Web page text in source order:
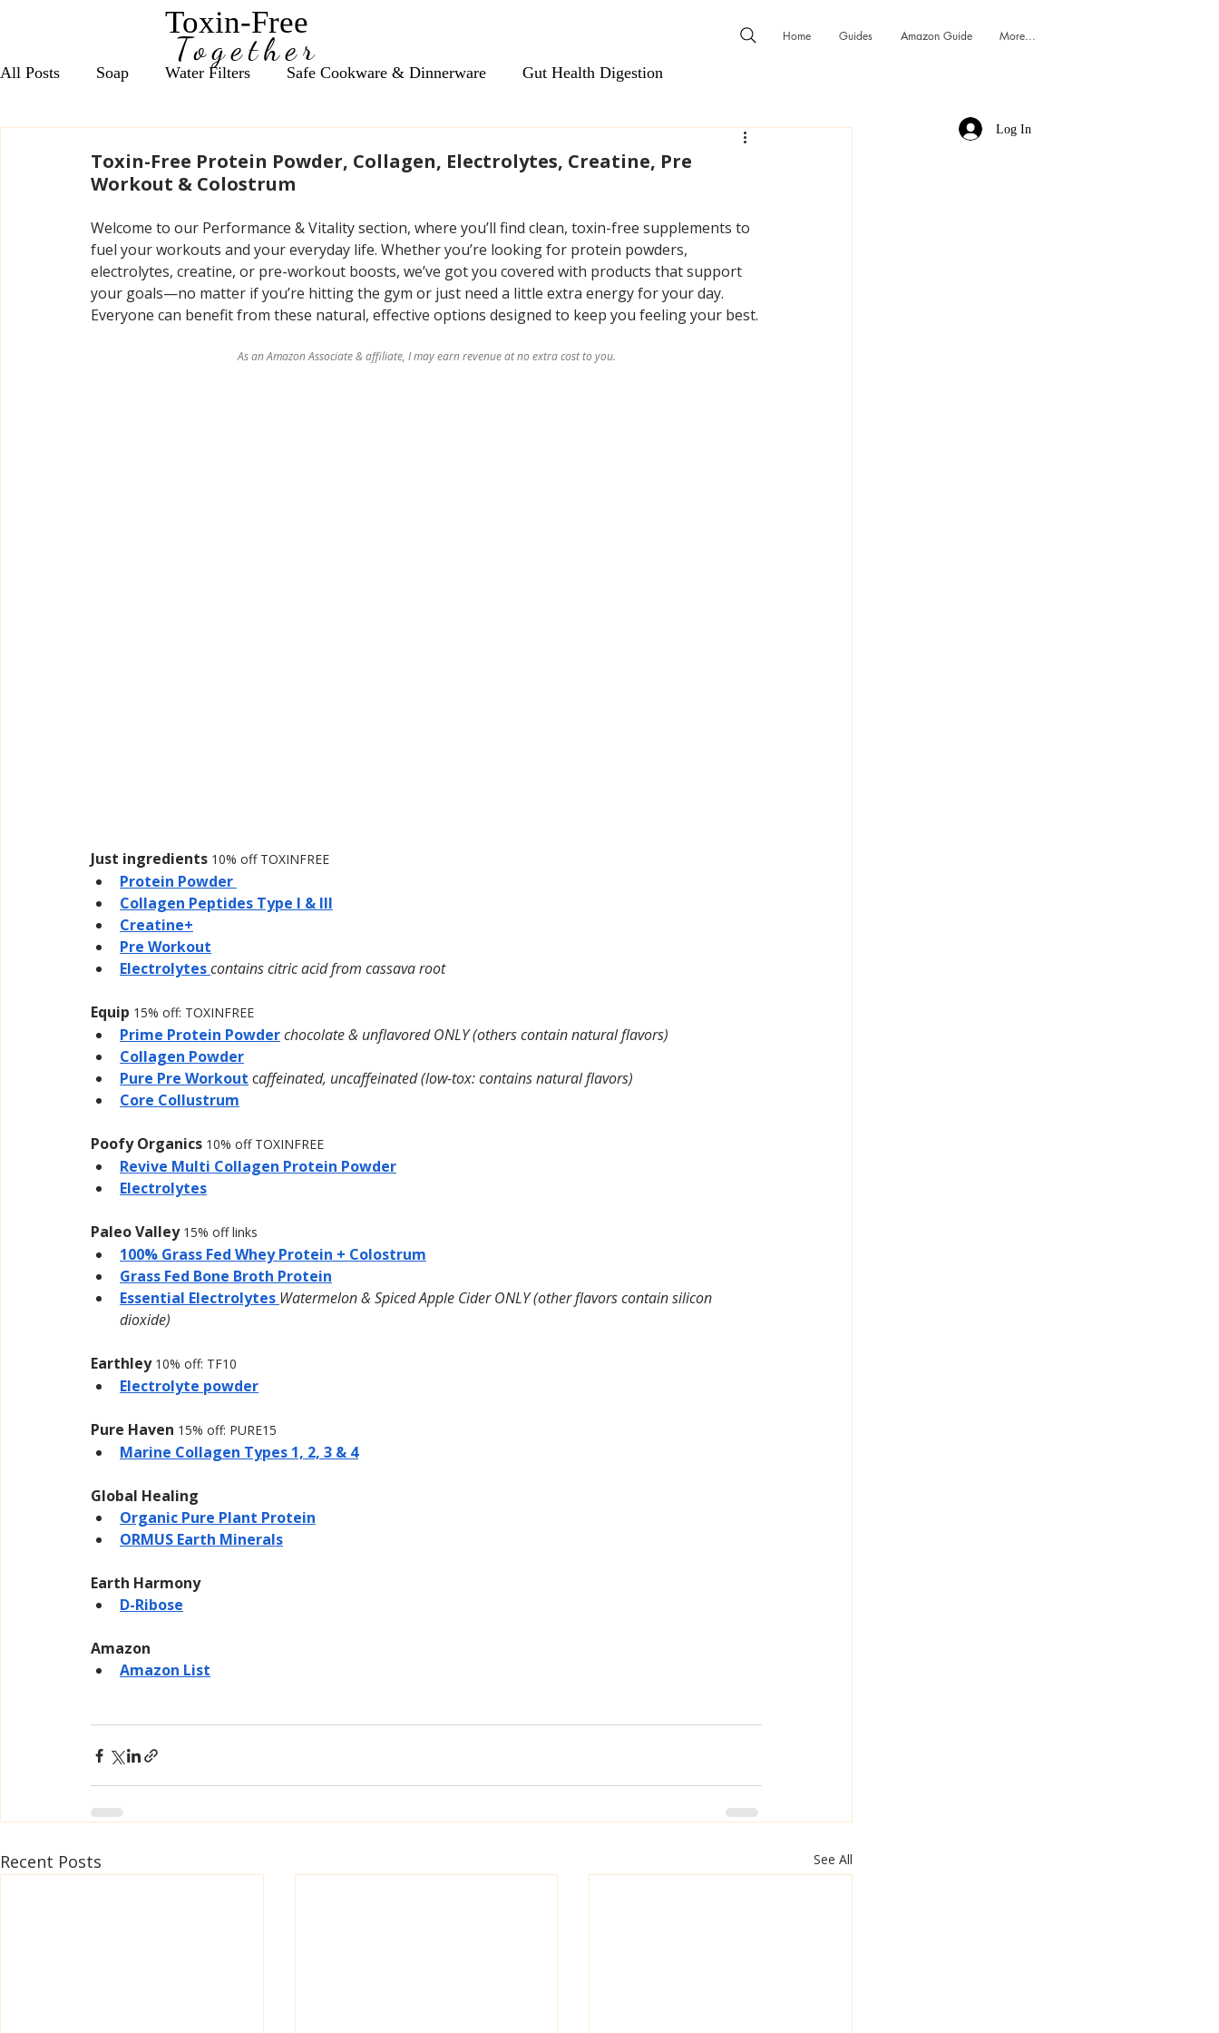
Toxin-Free
Together Home Guides Amazon Guide More...
Log In
All Posts Soap Water Filters Safe Cookware & Dinnerware Gut Health Digestion
Cardiovascular Support
Anxiety & Focus Support Vitamin D Essentials Natural Health & Wellness Natural Relief & Recovery
Red Light Therapy, Grounding & EMF Bath Salts & Shower Steamers Body Wash, Hand Soap, Body Wash
Coffee, Tea & Energy Support Hair Care Scents & Aromatherapy
Toxin-Free Protein Powder, Collagen, Electrolytes, Creatine, Pre
Workout & Colostrum
Welcome to our Performance & Vitality section, where you’ll find clean, toxin-free supplements to
fuel your workouts and your everyday life. Whether you’re looking for protein powders,
electrolytes, creatine, or pre-workout boosts, we’ve got you covered with products that support
your goals—no matter if you’re hitting the gym or just need a little extra energy for your day.
Everyone can benefit from these natural, effective options designed to keep you feeling your best.
As an Amazon Associate & affiliate, I may earn revenue at no extra cost to you.
Just ingredients 10% off TOXINFREE
Protein Powder
Collagen Peptides Type l & lll
Creatine+
Pre Workout
Electrolytes contains citric acid from cassava root
Equip 15% off: TOXINFREE
Prime Protein Powderchocolate & unflavored ONLY (others contain natural flavors)
Collagen Powder
Pure Pre Workout caffeinated, uncaffeinated (low-tox: contains natural flavors)
Core Collustrum
Poofy Organics 10% off TOXINFREE
Revive Multi Collagen Protein Powder
Electrolytes
Paleo Valley 15% off links
100% Grass Fed Whey Protein + Colostrum
Grass Fed Bone Broth Protein
Essential Electrolytes Watermelon & Spiced Apple Cider ONLY (other flavors contain silicon
dioxide)
Earthley 10% off: TF10
Electrolyte powder
Pure Haven 15% off: PURE15
Marine Collagen Types 1, 2, 3 & 4
Global Healing
Organic Pure Plant Protein
ORMUS Earth Minerals
Earth Harmony
D-Ribose
Amazon
Amazon List
Recent Posts See All